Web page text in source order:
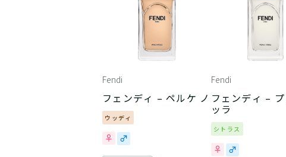
Fendi
フェンディ – ペルケ ノ
ウッディ
Fendi
フェンディ –
ッラ
シトラス